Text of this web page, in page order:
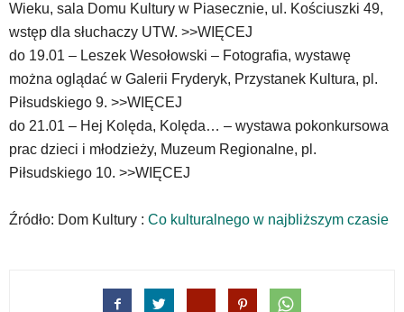
Wieku, sala Domu Kultury w Piasecznie, ul. Kościuszki 49,
wstęp dla słuchaczy UTW. >>WIĘCEJ
do 19.01 – Leszek Wesołowski – Fotografia, wystawę
można oglądać w Galerii Fryderyk, Przystanek Kultura, pl.
Piłsudskiego 9. >>WIĘCEJ
do 21.01 – Hej Kolęda, Kolęda… – wystawa pokonkursowa
prac dzieci i młodzieży, Muzeum Regionalne, pl.
Piłsudskiego 10. >>WIĘCEJ
Źródło: Dom Kultury : Co kulturalnego w najbliższym czasie